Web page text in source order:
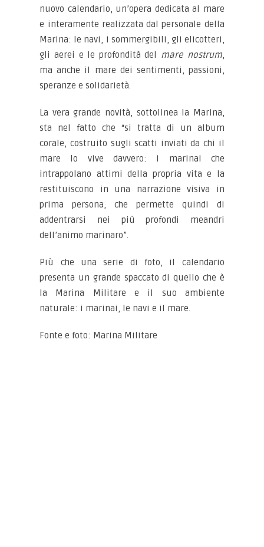
nuovo calendario, un’opera dedicata al mare
e interamente realizzata dal personale della
Marina: le navi, i sommergibili, gli elicotteri,
gli aerei e le profondità del mare nostrum,
ma anche il mare dei sentimenti, passioni,
speranze e solidarietà.
La vera grande novità, sottolinea la Marina,
sta nel fatto che “si tratta di un album
corale, costruito sugli scatti inviati da chi il
mare lo vive davvero: i marinai che
intrappolano attimi della propria vita e la
restituiscono in una narrazione visiva in
prima persona, che permette quindi di
addentrarsi nei più profondi meandri
dell’animo marinaro”.
Più che una serie di foto, il calendario
presenta un grande spaccato di quello che è
la Marina Militare e il suo ambiente
naturale: i marinai, le navi e il mare.
Fonte e foto: Marina Militare